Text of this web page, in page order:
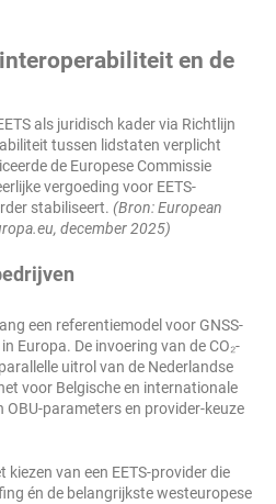
en de
als juridisch kader via Richtlijn
tussen lidstaten verplicht
de Europese Commissie
vergoeding voor EETS-
stabiliseert. (Bron: European
december 2025)
een referentiemodel voor GNSS-
Europa. De invoering van de CO₂-
uitrol van de Nederlandse
voor Belgische en internationale
parameters en provider-keuze
van een EETS-provider die
én de belangrijkste westeuropese